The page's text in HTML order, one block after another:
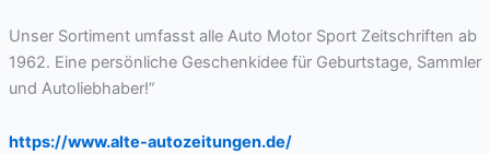
Unser Sortiment umfasst alle Auto Motor Sport Zeitschriften ab
1962. Eine persönliche Geschenkidee für Geburtstage, Sammler
und Autoliebhaber!”
https://www.alte-autozeitungen.de/